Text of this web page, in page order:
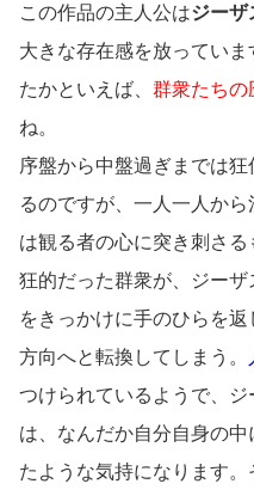
この作品の主人公はジーザ
大きな存在感を放ってい
たかといえば、 群衆たちの
ね。
序盤から中盤過ぎまでは
るのですが、一人一人か
は観る者の心に突き刺さ
狂的だった群衆が、ジー
をきっかけに手のひらを
方向へと転換してしまう。
つけられているようで、
は、なんだか自分自身の
たような気持になります